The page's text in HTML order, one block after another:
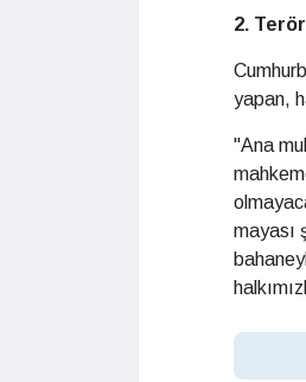
2.
yapan,
"Ana
mayası